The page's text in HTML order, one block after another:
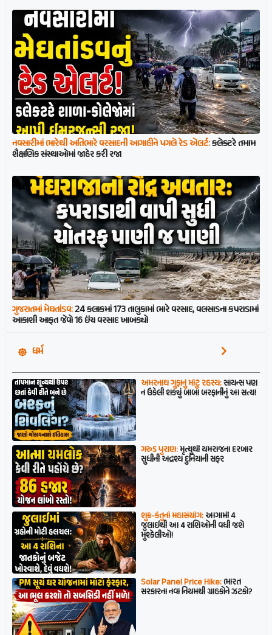
નવસારીમાં ભારેથી અતિભારે વરસાદની આગાહીને પગલે રેડ એલર્ટ:કલેક્ટરે તમામ
શૈક્ષણિક સંસ્થાઓમાં જાહેર કરી રજા
ગુજરાતમાં મેઘતાંડવ:24 કલાકમાં 173 તાલુકામાં ભારે વરસાદ, વલસાડના કપરાડામાં
આકાશી આફત જેવો 16 ઇંચ વરસાદ ખાબક્યો
ધર્મ
અમરનાથ ગુફાનું મોટું રહસ્ય:સાયન્સ પણ
ન ઉકેલી શક્યું બાબા બરફાનીનું આ સત્ય!
ગરુડ પુરાણ:મૃત્યુથી યમરાજના દરબાર
સુધીની અદ્રશ્ય દુનિયાની સફર
શુક્ર-કેતુનો મહાસંયોગ:આગામી 4
જુલાઈથી આ 4 રાશિઓની વધી જશે
મુશ્કેલીઓ!
Solar Panel Price Hike:ભારત
સરકારના નવા નિયમથી ગ્રાહકોને ઝટકો?